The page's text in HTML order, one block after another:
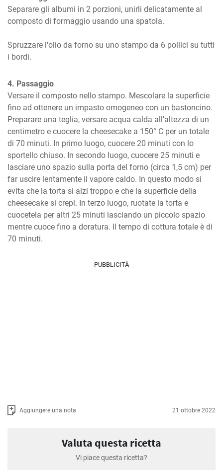
Separare gli albumi in 2 porzioni, unirli delicatamente al
composto di formaggio usando una spatola.
Spruzzare l'olio da forno su uno stampo da 6 pollici su tutti
i bordi.
4. Passaggio
Versare il composto nello stampo. Mescolare la superficie
fino ad ottenere un impasto omogeneo con un bastoncino.
Preparare una teglia, versare acqua calda all'altezza di un
centimetro e cuocere la cheesecake a 150° C per un totale
di 70 minuti. In primo luogo, cuocere 20 minuti con lo
sportello chiuso. In secondo luogo, cuocere 25 minuti e
lasciare uno spazio sulla porta del forno (circa 1,5 cm) per
far uscire lentamente il vapore caldo. In questo modo si
evita che la torta si alzi troppo e che la superficie della
cheesecake si crepi. In terzo luogo, ruotate la torta e
cuocetela per altri 25 minuti lasciando un piccolo spazio
mentre cuoce fino a doratura. Il tempo di cottura totale è di
70 minuti.
PUBBLICITÀ
Aggiungere una nota 21 ottobre 2022
Valuta questa ricetta
Vi piace questa ricetta?